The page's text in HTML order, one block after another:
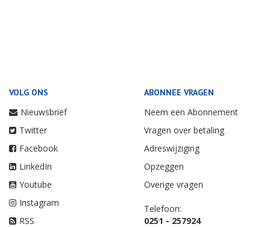
VOLG ONS
Nieuwsbrief
Twitter
Facebook
LinkedIn
Youtube
Instagram
RSS
ABONNEE VRAGEN
Neem een Abonnement
Vragen over betaling
Adreswijziging
Opzeggen
Overige vragen
Telefoon:
0251 - 257924